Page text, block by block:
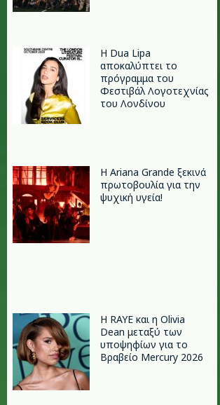
Η Dua Lipa
αποκαλύπτει το
πρόγραμμα του
Φεστιβάλ Λογοτεχνίας
του Λονδίνου
Η Ariana Grande ξεκινά
πρωτοβουλία για την
ψυχική υγεία!
Η RAYE και η Olivia
Dean μεταξύ των
υποψηφίων για το
Βραβείο Mercury 2026